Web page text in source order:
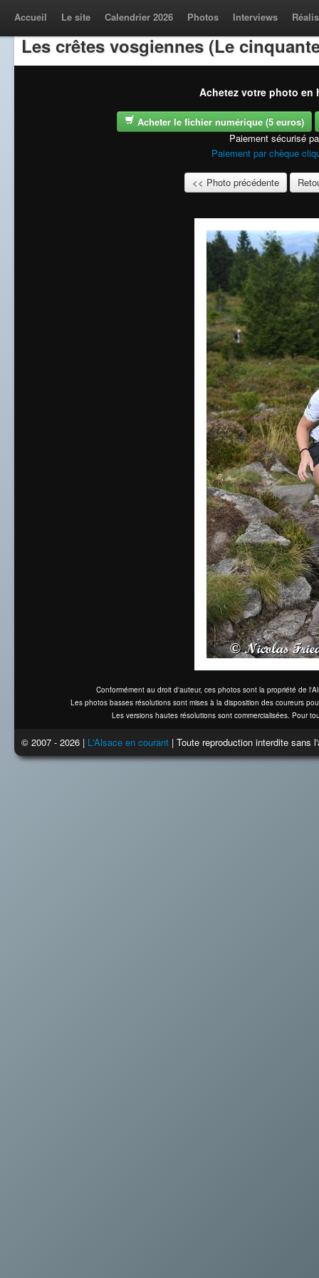
Accueil Le site Calendrier 2026 Photos Interviews
Les crêtes vosgiennes (Le
Achetez votre photo en
Acheter le fichier numérique (5 euros)
Paiement sécurisé
Paiement par chèque
<< Photo précédente
Conformément au droit d'auteur, ces photos sont la propriété de
Les photos basses résolutions sont mises à la disposition des coureurs
Les versions hautes résolutions sont commercialisées. Pour
© 2007 - 2026 | L'Alsace en courant | Toute reproduction interdite sans